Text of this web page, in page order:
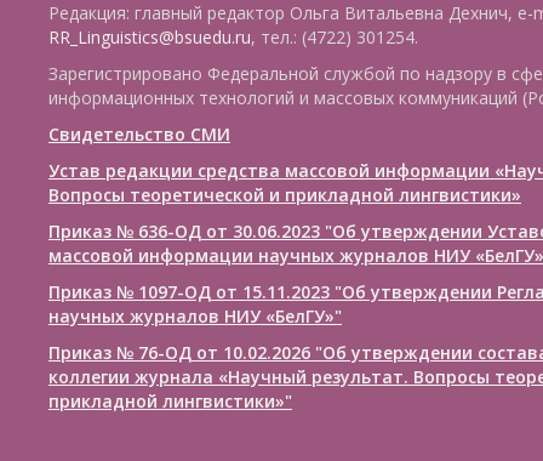
Редакция: главный редактор Ольга Витальевна Дехнич, e-
RR_Linguistics@bsuedu.ru, тел.: (4722) 301254.
Зарегистрировано Федеральной службой по надзору в
информационных технологий и массовых коммуникаций
Свидетельство СМИ
Устав редакции средства массовой информации
Вопросы теоретической и прикладной лингвистики»
Приказ № 636-ОД от 30.06.2023 "Об утверждении
массовой информации научных журналов НИУ «БелГУ»
Приказ № 1097-ОД от 15.11.2023 "Об утверждении
научных журналов НИУ «БелГУ»"
Приказ № 76-ОД от 10.02.2026 "Об утверждении
коллегии журнала «Научный результат. Вопросы
прикладной лингвистики»"